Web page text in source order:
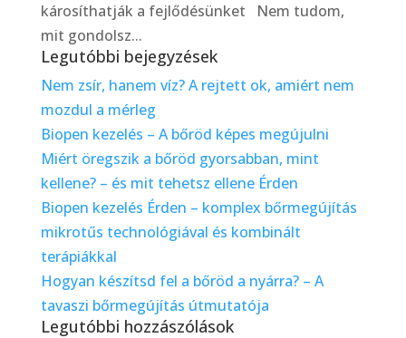
károsíthatják a fejlődésünket Nem tudom,
mit gondolsz...
Legutóbbi bejegyzések
Nem zsír, hanem víz? A rejtett ok, amiért nem
mozdul a mérleg
Biopen kezelés – A bőröd képes megújulni
Miért öregszik a bőröd gyorsabban, mint
kellene? – és mit tehetsz ellene Érden
Biopen kezelés Érden – komplex bőrmegújítás
mikrotűs technológiával és kombinált
terápiákkal
Hogyan készítsd fel a bőröd a nyárra? – A
tavaszi bőrmegújítás útmutatója
Legutóbbi hozzászólások